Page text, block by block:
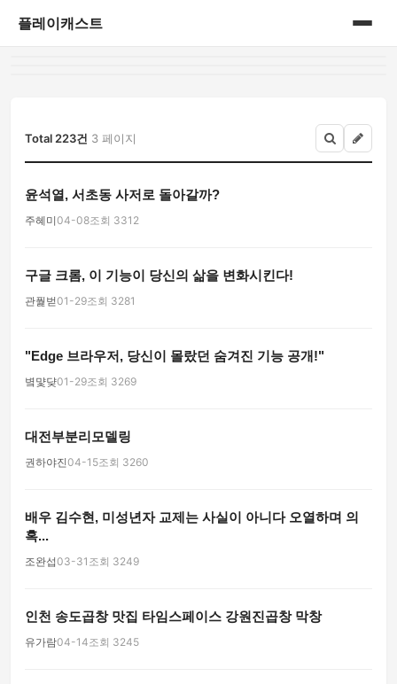
플레이캐스트
Total 223건 3 페이지
윤석열, 서초동 사저로 돌아갈까?
주혜미04-08조회 3312
구글 크롬, 이 기능이 당신의 삶을 변화시킨다!
관풡벋01-29조회 3281
"Edge 브라우저, 당신이 몰랐던 숨겨진 기능 공개!"
볔먗댲01-29조회 3269
대전부분리모델링
권하야진04-15조회 3260
배우 김수현, 미성년자 교제는 사실이 아니다 오열하며 의
혹...
조완섭03-31 조회 3249
인천 송도곱창 맛집 타임스페이스 강원진곱창 막창
유가람04-14조회 3245